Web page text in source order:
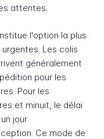
attentes.
l'option la plus
Les colis
généralement
pour les
Pour les
et minuit, le délai
jour
Ce mode de